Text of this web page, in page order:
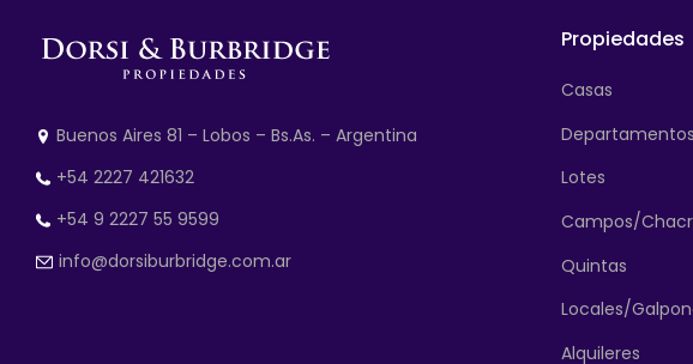
Buenos Aires 81 – Lobos – Bs.As. – Argentina
+54 2227 421632
+54 9 2227 55 9599
info@dorsiburbridge.com.ar
Propiedades
Casas
Departamentos
Lotes
Campos/
Quintas
Locales/
Alquileres